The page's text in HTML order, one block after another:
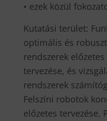
• ezek közül
Kutatási terület:
optimális és
rendszerek
tervezése, és
rendszerek
Felszíni robotok
előzetes tervezése.